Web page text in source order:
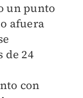
un punto
afuera
de 24
con